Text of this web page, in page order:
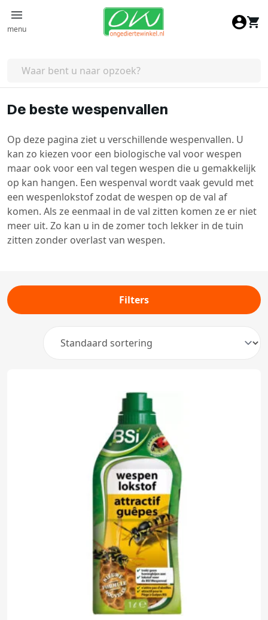
menu
De beste wespenvallen
Op deze pagina ziet u verschillende wespenvallen. U
kan zo kiezen voor een biologische val voor wespen
maar ook voor een val tegen wespen die u gemakkelijk
op kan hangen. Een wespenval wordt vaak gevuld met
een wespenlokstof zodat de wespen op de val af
komen. Als ze eenmaal in de val zitten komen ze er niet
meer uit. Zo kan u in de zomer toch lekker in de tuin
zitten zonder overlast van wespen.
Filters